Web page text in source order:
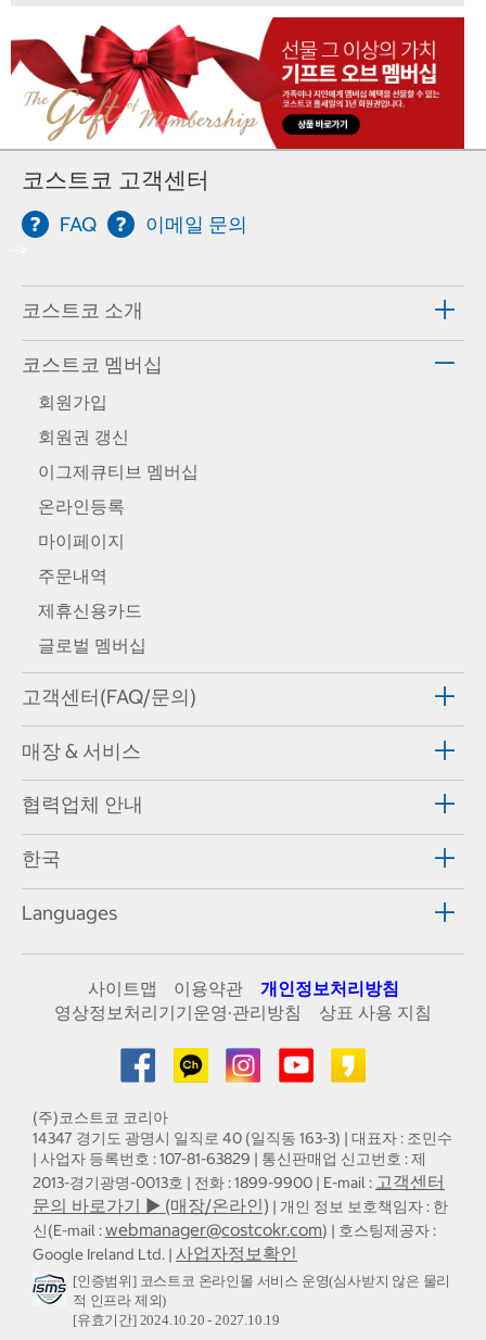
코스트코 고객센터
FAQ 이메일 문의
코스트코 소개
코스트코 멤버십
회원가입
회원권 갱신
이그제큐티브 멤버십
온라인등록
마이페이지
주문내역
제휴신용카드
글로벌 멤버십
고객센터(FAQ/문의)
매장 & 서비스
협력업체 안내
한국
Languages
사이트맵 이용약관
개인정보처리방침
영상정보처리기기운영·관리방침
상표 사용 지침
(주)코스트코 코리아
14347 경기도 광명시 일직로 40 (일직동 163-3) | 대표자 : 조민수
| 사업자 등록번호 : 107-81-63829 | 통신판매업 신고번호 : 제
2013-경기광명-0013호 | 전화 : 1899-9900 | E-mail : 고객센터
문의 바로가기 ▶ (매장/온라인) | 개인 정보 보호책임자 : 한
신(E-mail :webmanager@costcokr.com) | 호스팅제공자 :
Google Ireland Ltd. | 사업자정보확인
[인증범위] 코스트코 온라인몰 서비스 운영(심사받지 않은 물리
적 인프라 제외)
[유효기간] 2024.10.20 - 2027.10.19